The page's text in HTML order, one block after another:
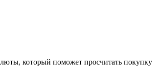
который поможет просчитать покупку